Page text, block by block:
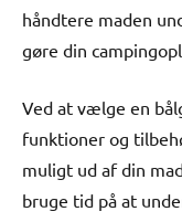
håndtere maden
gøre din
Ved at vælge en
funktioner og
muligt ud af din
bruge tid på at